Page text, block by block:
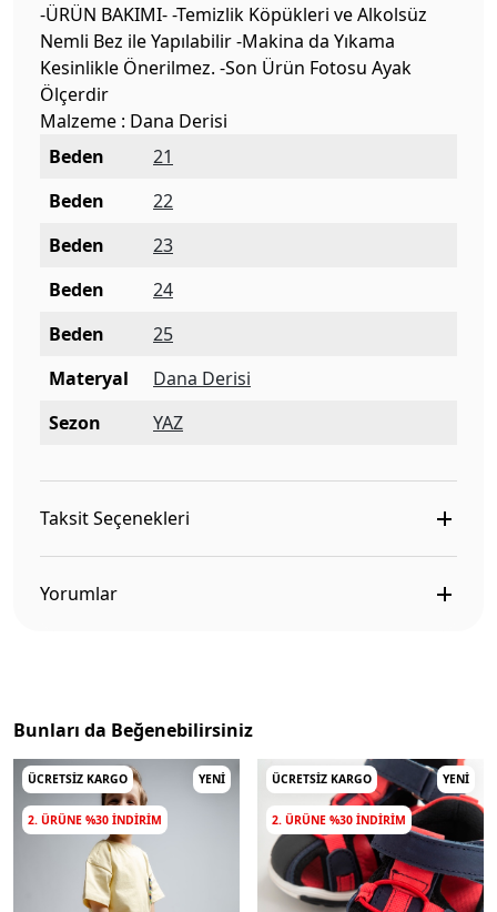
-ÜRÜN BAKIMI- -Temizlik Köpükleri ve Alkolsüz
Nemli Bez ile Yapılabilir -Makina da Yıkama
Kesinlikle Önerilmez. -Son Ürün Fotosu Ayak
Ölçerdir
Malzeme : Dana Derisi
Beden
21
Beden
22
Beden
23
Beden
24
Beden
25
Materyal
Dana Derisi
Sezon
YAZ
Taksit Seçenekleri
Yorumlar
Bunları da Beğenebilirsiniz
ÜCRETSIZ KARGO YENI
2. ÜRÜNE %30 INDIRIM
ÜCRETSIZ KARGO YENI
2. ÜRÜNE %30 INDIRIM